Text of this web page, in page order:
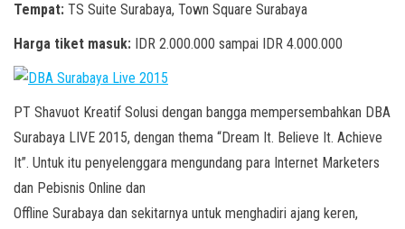
Tempat: TS Suite Surabaya, Town Square Surabaya
Harga tiket masuk: IDR 2.000.000 sampai IDR 4.000.000
PT Shavuot Kreatif Solusi dengan bangga mempersembahkan DBA
Surabaya LIVE 2015, dengan thema “Dream It. Believe It. Achieve
It”. Untuk itu penyelenggara mengundang para Internet Marketers
dan Pebisnis Online dan
Offline Surabaya dan sekitarnya untuk menghadiri ajang keren,